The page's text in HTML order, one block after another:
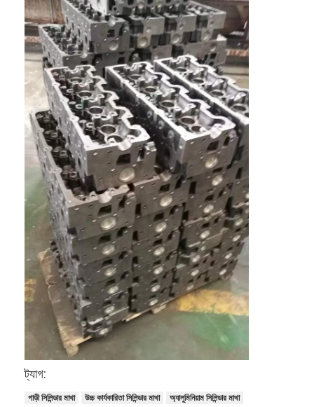
গাড়ী স্টিয়ারিং পাম্প
অটোমোবাইল ইঞ্জিন যন্ত্রাংশ
ইঞ্জিন ভালভ ট্যাপেট
ট্যাগ:
গাড়ী সিলিন্ডার মাথা উচ্চ কার্যকারিতা সিলিন্ডার মাথা অ্যালুমিনিয়াম সিলিন্ডার মাথা